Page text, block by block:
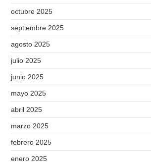
octubre 2025
septiembre 2025
agosto 2025
julio 2025
junio 2025
mayo 2025
abril 2025
marzo 2025
febrero 2025
enero 2025